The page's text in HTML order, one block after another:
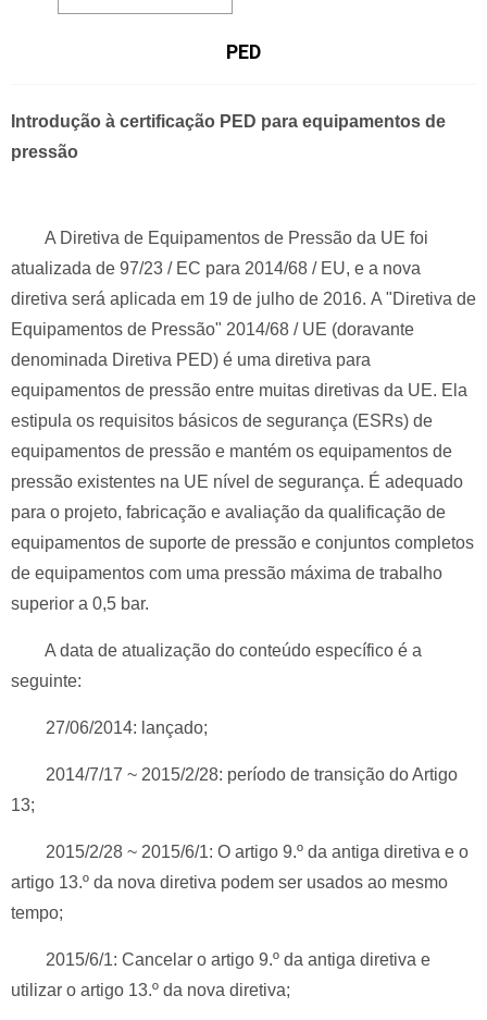
PED
Introdução à certificação PED para equipamentos de
pressão
A Diretiva de Equipamentos de Pressão da UE foi
atualizada de 97/23 / EC para 2014/68 / EU, e a nova
diretiva será aplicada em 19 de julho de 2016. A "Diretiva de
Equipamentos de Pressão" 2014/68 / UE (doravante
denominada Diretiva PED) é uma diretiva para
equipamentos de pressão entre muitas diretivas da UE. Ela
estipula os requisitos básicos de segurança (ESRs) de
equipamentos de pressão e mantém os equipamentos de
pressão existentes na UE nível de segurança. É adequado
para o projeto, fabricação e avaliação da qualificação de
equipamentos de suporte de pressão e conjuntos completos
de equipamentos com uma pressão máxima de trabalho
superior a 0,5 bar.
A data de atualização do conteúdo específico é a
seguinte:
27/06/2014: lançado;
2014/7/17 ~ 2015/2/28: período de transição do Artigo
13;
2015/2/28 ~ 2015/6/1: O artigo 9.º da antiga diretiva e o
artigo 13.º da nova diretiva podem ser usados ao mesmo
tempo;
2015/6/1: Cancelar o artigo 9.º da antiga diretiva e
utilizar o artigo 13.º da nova diretiva;